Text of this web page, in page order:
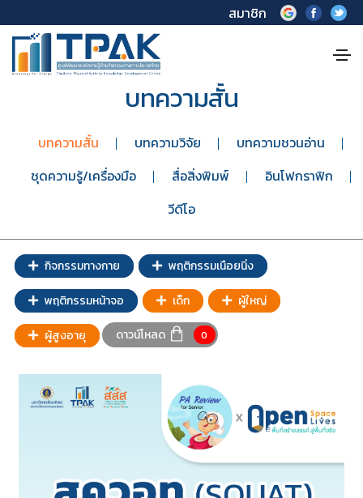
บทความสั้น
บทความสั้น บทความวิจัย
บทความชวนอ่าน
ชุดความรู้/เครื่องมือ
สื่อสิ่งพิมพ์
อินโฟกราฟิก
วีดีโอ
กิจกรรมทางกาย พฤติกรรมเนือยนิ่ง
พฤติกรรมหน้าจอ เด็ก ผู้ใหญ่
ผู้สูงอายุ ดาวน์โหลด 0
สมาชิก